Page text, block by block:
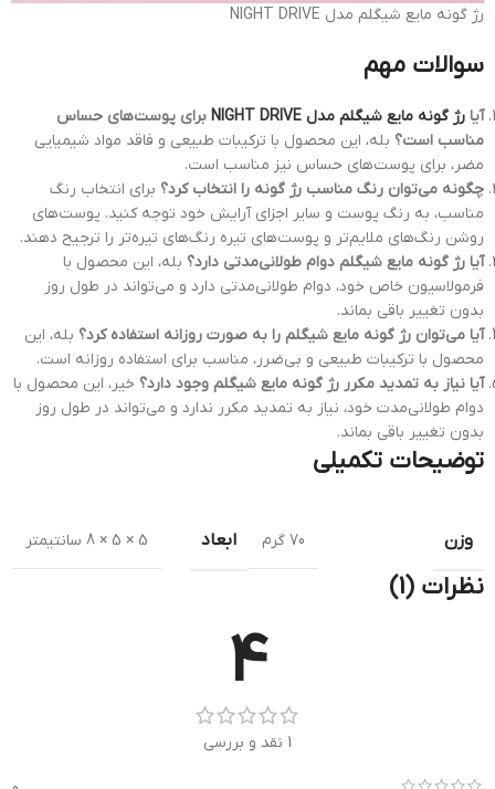
رژ گونه مایع شیگلم مدل NIGHT DRIVE
سوالات مهم
آیا رژ گونه مایع شیگلم مدل NIGHT DRIVE
برای پوست‌های حساس
مناسب است؟ بله، این محصول با ترکیبات طبیعی و فاقد مواد شیمیایی
مضر، برای پوست‌های حساس نیز مناسب است.
چگونه می‌توان رنگ مناسب رژ گونه را انتخاب کرد؟ برای انتخاب رنگ
مناسب، به رنگ پوست و سایر اجزای آرایش خود توجه کنید. پوست‌های
روشن رنگ‌های ملایم‌تر و پوست‌های تیره رنگ‌های تیره‌تر را ترجیح دهند.
آیا رژ گونه مایع شیگلم دوام طولانی‌مدتی دارد؟ بله، این محصول با
فرمولاسیون خاص خود، دوام طولانی‌مدتی دارد و می‌تواند در طول روز
بدون تغییر باقی بماند.
آیا می‌توان رژ گونه مایع شیگلم را به صورت روزانه استفاده کرد؟ بله، این
محصول با ترکیبات طبیعی و بی‌ضرر، مناسب برای استفاده روزانه است.
آیا نیاز به تمدید مکرر رژ گونه مایع شیگلم وجود دارد؟ خیر، این محصول با
دوام طولانی‌مدت خود، نیاز به تمدید مکرر ندارد و می‌تواند در طول روز
بدون تغییر باقی بماند.
توضیحات تکمیلی
وزن 70 گرم ابعاد 5 × 5 × 8 سانتیمتر
نظرات (1)
4
1 نقد و بررسی